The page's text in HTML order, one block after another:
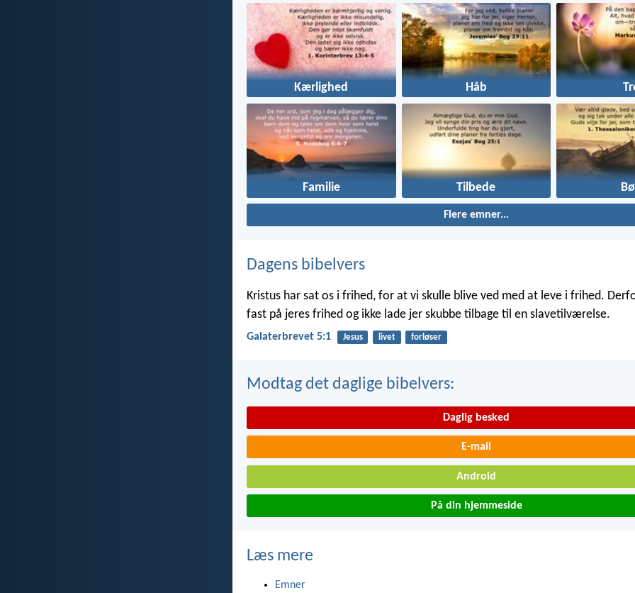
Kærlighed Håb
Familie Tilbede
Flere emner...
Dagens bibelvers
Kristus har sat os i frihed, for at vi skulle blive ved med at leve i frihed.
fast på jeres frihed og ikke lade jer skubbe tilbage til en slavetilværelse.
Galaterbrevet 5:1 Jesus livet forløser
Modtag det daglige bibelvers:
Daglig besked
E-mail
Android
På din hjemmeside
Læs mere
Emner